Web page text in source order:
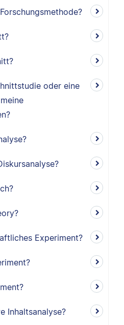
oder eine
Experiment?
Inhaltsanalyse?